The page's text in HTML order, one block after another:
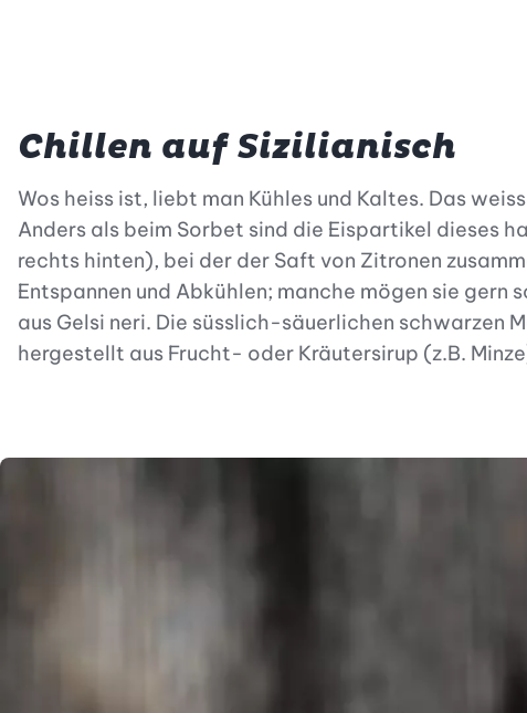
Chillen auf Sizilianisch
Wos heiss ist, liebt man Kühles und Kaltes. Das
Anders als beim Sorbet sind die Eispartikel dieses
rechts hinten), bei der der Saft von Zitronen
Entspannen und Abkühlen; manche mögen sie
aus Gelsi neri. Die süsslich-säuerlichen schwarzen
hergestellt aus Frucht- oder Kräutersirup (z.B.